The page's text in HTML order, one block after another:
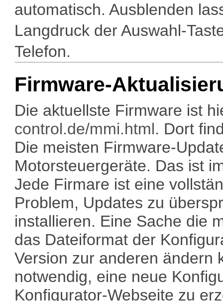
automatisch. Ausblenden
Langdruck der Auswahl-
Telefon.
Firmware-
Die aktuellste Firmware ist
control.de/mmi.html. Dort
Die meisten Firmware-
Motorsteuergeräte. Das ist
Jede Firmare ist eine
Problem, Updates zu
installieren. Eine Sache die
das Dateiformat der
Version zur anderen ändern
notwendig, eine neue
Konfigurator-Webseite zu